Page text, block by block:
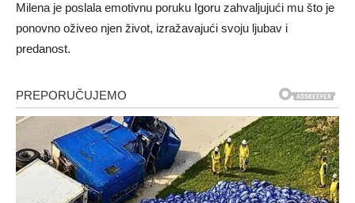
Milena je poslala emotivnu poruku Igoru zahvaljujući mu što je
ponovno oživeo njen život, izražavajući svoju ljubav i
predanost.